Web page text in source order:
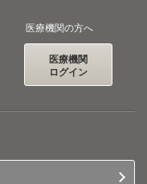
医療機関の方へ
医療機関
ログイン